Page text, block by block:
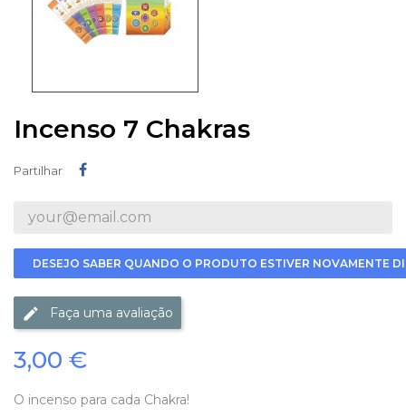
Incenso 7 Chakras
Partilhar
DESEJO SABER QUANDO O PRODUTO ESTIVER NOVAMENTE
Faça uma avaliação
3,00 €
O incenso para cada Chakra!